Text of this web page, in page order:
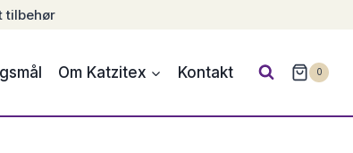
tilbehør
Om Katzitex Kontakt 0